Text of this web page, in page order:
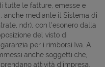
tutte le fatture, emesse e
anche mediante il Sistema di
ndr), con l'esonero dalla
del visto di
per i rimborsi Iva. A
anche soggetti che,
attività d’impresa,